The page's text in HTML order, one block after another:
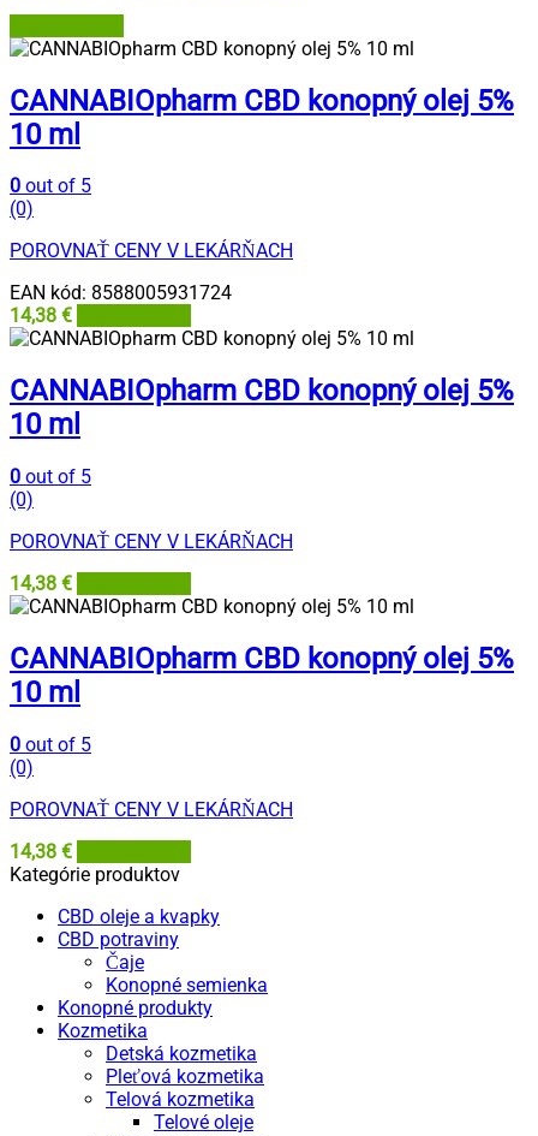
CANNABIOpharm CBD konopný olej 5%
10 ml
0 out of 5
(0)
POROVNAŤ CENY V LEKÁRŇACH
EAN kód: 8588005931724
14,38 €
CANNABIOpharm CBD konopný olej 5%
10 ml
0 out of 5
(0)
POROVNAŤ CENY V LEKÁRŇACH
14,38 €
CANNABIOpharm CBD konopný olej 5%
10 ml
0 out of 5
(0)
POROVNAŤ CENY V LEKÁRŇACH
14,38 €
Kategórie produktov
CBD oleje a kvapky
CBD potraviny
Čaje
Konopné semienka
Konopné produkty
Kozmetika
Detská kozmetika
Pleťová kozmetika
Telová kozmetika
Telové oleje